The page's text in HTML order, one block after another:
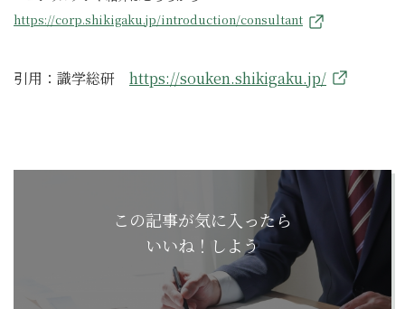
https://corp.shikigaku.jp/introduction/consultant
引用：識学総研 https://souken.shikigaku.jp/
この記事が気に入ったら
いいね！しよう